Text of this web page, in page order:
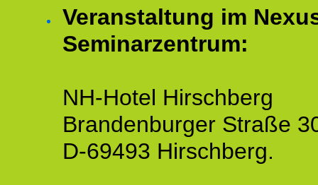
Veranstaltung im
Seminarzentrum:
NH-Hotel Hirschberg
Brandenburger Straße
D-69493 Hirschberg.